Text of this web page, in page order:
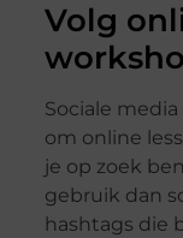
Volg
Sociale
om online
je op zoek
gebruik dan
hashtags die